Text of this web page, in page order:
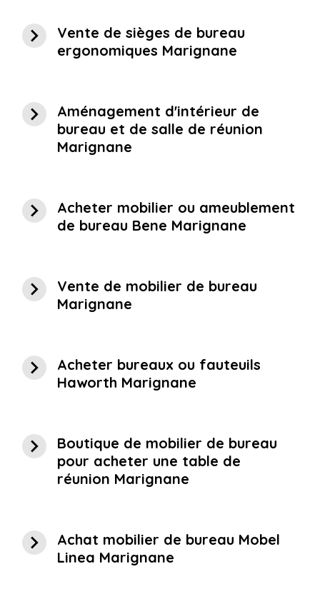
navigate_next
Vente de sièges de bureau
ergonomiques Marignane
navigate_next
Aménagement d'intérieur de
bureau et de salle de réunion
Marignane
navigate_next
Acheter mobilier ou ameublement
de bureau Bene Marignane
navigate_next
Vente de mobilier de bureau
Marignane
navigate_next
Acheter bureaux ou fauteuils
Haworth Marignane
navigate_next
Boutique de mobilier de bureau
pour acheter une table de
réunion Marignane
navigate_next
Achat mobilier de bureau Mobel
Linea Marignane